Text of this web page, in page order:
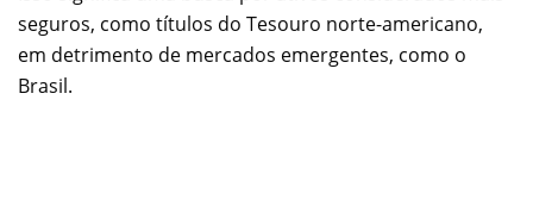
seguros, como títulos do Tesouro norte-americano,
em detrimento de mercados emergentes, como o
Brasil.